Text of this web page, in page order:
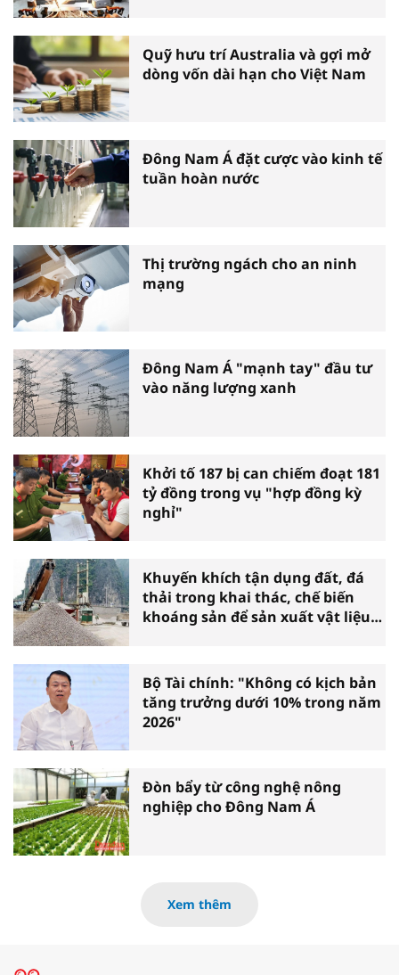
Quỹ hưu trí Australia và gợi mở
dòng vốn dài hạn cho Việt Nam
Đông Nam Á đặt cược vào kinh tế
tuần hoàn nước
Thị trường ngách cho an ninh
mạng
Đông Nam Á "mạnh tay" đầu tư
vào năng lượng xanh
Khởi tố 187 bị can chiếm đoạt 181
tỷ đồng trong vụ "hợp đồng kỳ
nghỉ"
Khuyến khích tận dụng đất, đá
thải trong khai thác, chế biến
khoáng sản để sản xuất vật liệu
Bộ Tài chính: "Không có kịch bản
tăng trưởng dưới 10% trong năm
2026"
Đòn bẩy từ công nghệ nông
nghiệp cho Đông Nam Á
Xem thêm